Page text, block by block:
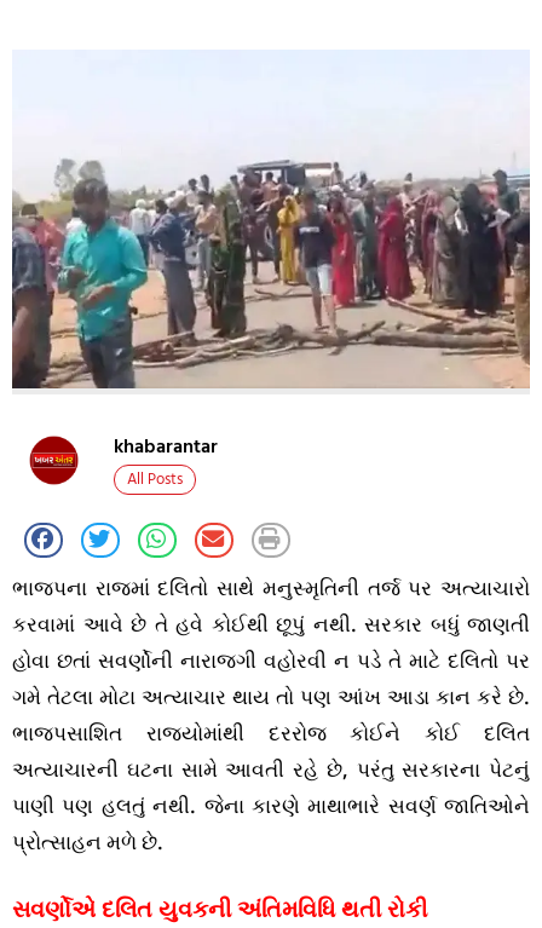
khabarantar
All Posts
ભાજપના રાજમાં દલિતો સાથે મનુસ્મૃતિની તર્જ પર અત્યાચારો
કરવામાં આવે છે તે હવે કોઈથી છૂપું નથી. સરકાર બધું જાણતી
હોવા છતાં સવર્ણોની નારાજગી વહોરવી ન પડે તે માટે દલિતો પર
ગમે તેટલા મોટા અત્યાચાર થાય તો પણ આંખ આડા કાન કરે છે.
ભાજપસાશિત રાજ્યોમાંથી દરરોજ કોઈને કોઈ દલિત
અત્યાચારની ઘટના સામે આવતી રહે છે, પરંતુ સરકારના પેટનું
પાણી પણ હલતું નથી. જેના કારણે માથાભારે સવર્ણ જાતિઓને
પ્રોત્સાહન મળે છે.
સવર્ણોએ દલિત યુવકની અંતિમવિધિ થતી રોકી